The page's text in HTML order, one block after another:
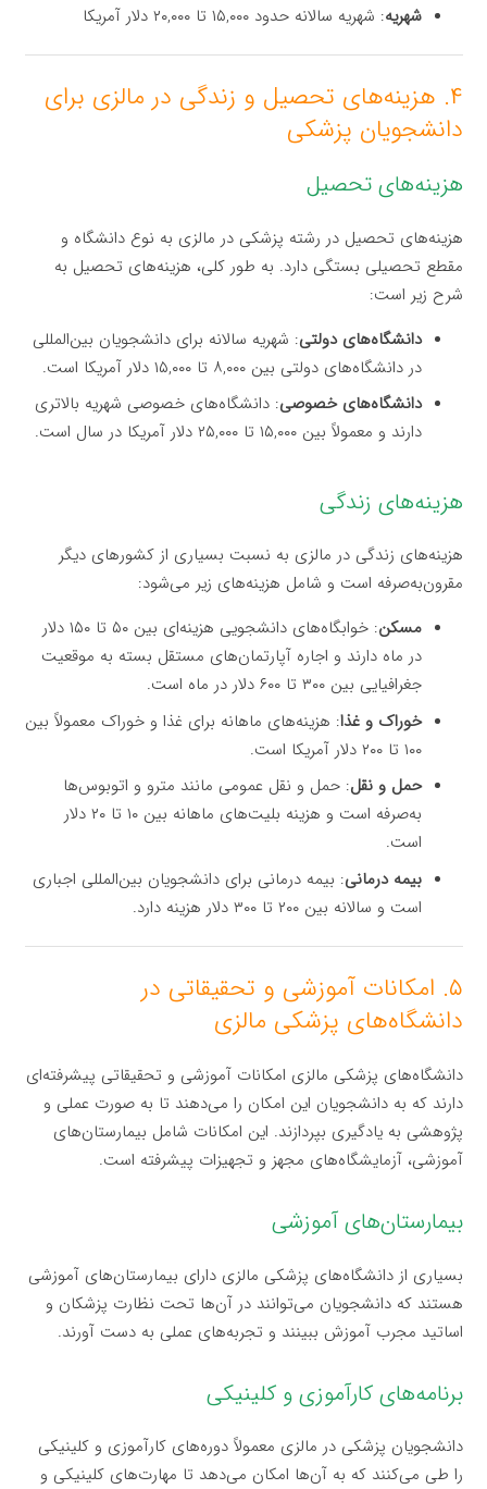
شهریه: شهریه سالانه حدود ۱۵,۰۰۰ تا ۲۰,۰۰۰ دلار آمریکا
۴. هزینه‌های تحصیل و زندگی در مالزی برای
دانشجویان پزشکی
هزینه‌های تحصیل
هزینه‌های تحصیل در رشته پزشکی در مالزی به نوع دانشگاه و
مقطع تحصیلی بستگی دارد. به طور کلی، هزینه‌های تحصیل به
شرح زیر است:
دانشگاه‌های دولتی: شهریه سالانه برای دانشجویان بین‌المللی
در دانشگاه‌های دولتی بین ۸,۰۰۰ تا ۱۵,۰۰۰ دلار آمریکا است.
دانشگاه‌های خصوصی: دانشگاه‌های خصوصی شهریه بالاتری
دارند و معمولاً بین ۱۵,۰۰۰ تا ۲۵,۰۰۰ دلار آمریکا در سال است.
هزینه‌های زندگی
هزینه‌های زندگی در مالزی به نسبت بسیاری از کشورهای دیگر
مقرون‌به‌صرفه است و شامل هزینه‌های زیر می‌شود:
مسکن
: خوابگاه‌های دانشجویی هزینه‌ای بین ۵۰ تا ۱۵۰ دلار
در ماه دارند و اجاره آپارتمان‌های مستقل بسته به موقعیت
جغرافیایی بین ۳۰۰ تا ۶۰۰ دلار در ماه است.
خوراک و غذا: هزینه‌های ماهانه برای غذا و خوراک معمولاً بین
۱۰۰ تا ۲۰۰ دلار آمریکا است.
حمل و نقل: حمل و نقل عمومی مانند مترو و اتوبوس‌ها
به‌صرفه است و هزینه بلیت‌های ماهانه بین ۱۰ تا ۲۰ دلار
است.
بیمه درمانی: بیمه درمانی برای دانشجویان بین‌المللی اجباری
است و سالانه بین ۲۰۰ تا ۳۰۰ دلار هزینه دارد.
۵. امکانات آموزشی و تحقیقاتی در
دانشگاه‌های پزشکی مالزی
دانشگاه‌های پزشکی مالزی امکانات آموزشی و تحقیقاتی پیشرفته‌ای
دارند که به دانشجویان این امکان را می‌دهند تا به صورت عملی و
پژوهشی به یادگیری بپردازند. این امکانات شامل بیمارستان‌های
آموزشی، آزمایشگاه‌های مجهز و تجهیزات پیشرفته است.
بیمارستان‌های آموزشی
بسیاری از دانشگاه‌های پزشکی مالزی دارای بیمارستان‌های آموزشی
هستند که دانشجویان می‌توانند در آن‌ها تحت نظارت پزشکان و
اساتید مجرب آموزش ببینند و تجربه‌های عملی به دست آورند.
برنامه‌های کارآموزی و کلینیکی
دانشجویان پزشکی در مالزی معمولاً دوره‌های کارآموزی و کلینیکی
را طی می‌کنند که به آن‌ها امکان می‌دهد تا مهارت‌های کلینیکی و